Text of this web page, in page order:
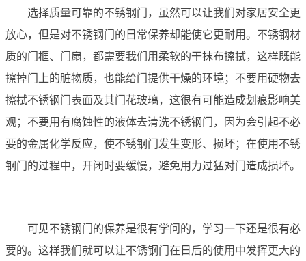
选择质量可靠的不锈钢门，虽然可以让我们对家居安全更
放心，但是对不锈钢门的日常保养却能使它更耐用。不锈钢材
质的门框、门扇，都需要我们用柔软的干抹布擦拭，这样既能
擦掉门上的脏物质，也能给门提供干燥的环境；不要用硬物去
擦拭不锈钢门表面及其门花玻璃，这很有可能造成划痕影响美
观；不要用有腐蚀性的液体去清洗不锈钢门，因为会引起不必
要的金属化学反应，使不锈钢门发生变形、损坏；在使用不锈
钢门的过程中，开闭时要缓慢，避免用力过猛对门造成损坏。
可见不锈钢门的保养是很有学问的，学习一下还是很有必
要的。这样我们就可以让不锈钢门在日后的使用中发挥更大的